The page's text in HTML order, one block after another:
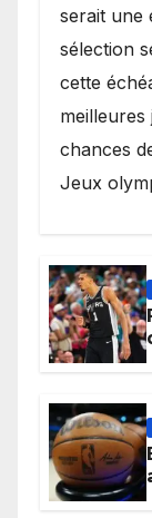
serait une
sélection
cette
meilleures
chances
Jeux